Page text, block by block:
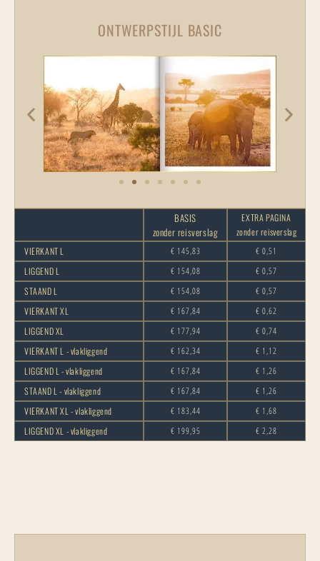
ONTWERPSTIJL BASIC
BASIS
zonder reisverslag
EXTRA PAGINA
zonder reisverslag
VIERKANT L
€ 145,83
€ 0,51
LIGGEND L
€ 154,08
€ 0,57
STAAND L
€ 154,08
€ 0,57
VIERKANT XL
€ 167,84
€ 0,62
LIGGEND XL
€ 177,94
€ 0,74
VIERKANT L - vlakliggend
€ 162,34
€ 1,12
LIGGEND L - vlakliggend
€ 167,84
€ 1,26
STAAND L - vlakliggend
€ 167,84
€ 1,26
VIERKANT XL - vlakliggend
€ 183,44
€ 1,68
LIGGEND XL - vlakliggend
€ 199,95 € 2,28